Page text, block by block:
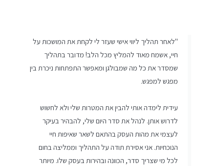
"לאחר תהליך ליווי אישי שעזר לי לקחת את המושכות על
חיי, אשמח מאוד להמליץ מכל הלב! מדובר בתהליך
שמסדר את כל מה שמבולגן ומאפשר התפתחות ניכרת בין
מפגש למפגש.
עידית לימדה אותי להבין את המטרות שלי ולא לחשוש
לדרוש אותן. לנהל את סדר היום שלי, להבהיר בעיקר
לעצמי את מהות העסק בהתאם לשאר שאיפות חיי
הנוכחיות. אני אסירת תודה על התהליך וממליצה בחום
לכל מי שצריך סדר, הכוונה ובהירות בעסק שלו. מיותר